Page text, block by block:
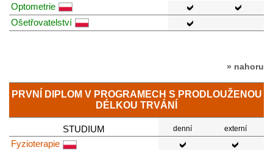
Optometrie
Ošetřovatelství
» nahoru
PRVNÍ DIPLOM V PROGRAMECH S PRODLOUŽENOU
DÉLKOU TRVÁNÍ
STUDIUM denní externí
Fyzioterapie